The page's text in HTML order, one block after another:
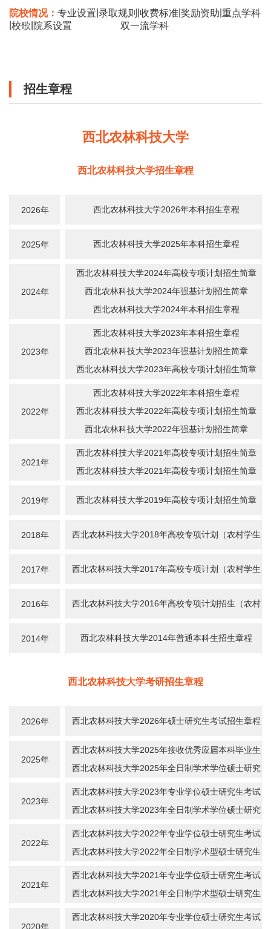
院校情况： 专业设置 录取规则 收费标准 奖励资助 重点学科
校歌 院系设置 双一流学科
招生章程
西北农林科技大学
西北农林科技大学招生章程
2026年 西北农林科技大学2026年本科招生章程
2025年 西北农林科技大学2025年本科招生章程
2024年
西北农林科技大学2024年高校专项计划招生简章
西北农林科技大学2024年强基计划招生简章
西北农林科技大学2024年本科招生章程
2023年
西北农林科技大学2023年本科招生章程
西北农林科技大学2023年强基计划招生简章
西北农林科技大学2023年高校专项计划招生简章
2022年
西北农林科技大学2022年本科招生章程
西北农林科技大学2022年高校专项计划招生简章
西北农林科技大学2022年强基计划招生简章
2021年
西北农林科技大学2021年高校专项计划招生简章
西北农林科技大学2021年高校专项计划招生简章
2019年 西北农林科技大学2019年高校专项计划招生简章
2018年
西北农林科技大学2018年高校专项计划（农村学生
2017年
西北农林科技大学2017年高校专项计划（农村学生
2016年
西北农林科技大学2016年高校专项计划招生（农村
2014年
西北农林科技大学2014年普通本科生招生章程
西北农林科技大学考研招生章程
2026年 西北农林科技大学2026年硕士研究生考试招生章程
2025年
西北农林科技大学2025年接收优秀应届本科毕业生
免试攻读研究生章程
西北农林科技大学2025年全日制学术学位硕士研究
生考试招生章程
2023年
西北农林科技大学2023年专业学位硕士研究生考试
招生章程
西北农林科技大学2023年全日制学术学位硕士研究
生考试招生章程
2022年
西北农林科技大学2022年专业学位硕士研究生考试
招生章程
西北农林科技大学2022年全日制学术型硕士研究生
考试招生章程
2021年
西北农林科技大学2021年专业学位硕士研究生考试
招生章程
西北农林科技大学2021年全日制学术型硕士研究生
考试招生章程
2020年
西北农林科技大学2020年专业学位硕士研究生考试